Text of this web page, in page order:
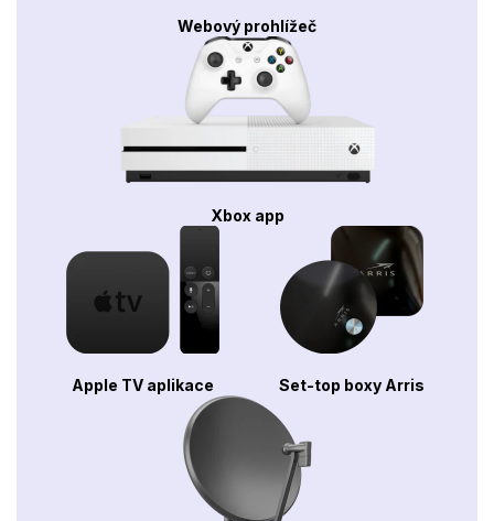
Webový prohlížeč
Xbox app
Apple TV aplikace Set-top boxy Arris